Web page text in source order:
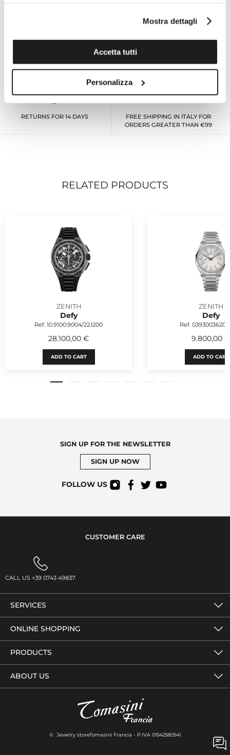
Mostra dettagli
Accetta tutti
Personalizza
FOR ALL BRANDS
RETURNS FOR 14 DAYS
FREE SHIPPING IN ITALY FOR
ORDERS GREATER THAN €99
RELATED PRODUCTS
ZENITH
Defy
Ref. 10.9100.9004/22.I200
28.100,00 €
ADD TO CART
ZENITH
Defy
Ref.
9.800,00 €
ADD TO CART
SIGN UP FOR THE NEWSLETTER
SIGN UP NOW
FOLLOW US
CUSTOMER CARE
CALL US +39 0743 49837
SERVICES
ONLINE SHOPPING
PRODUCTS
ABOUT US
© Jewelry storeTomasini Francia - P.IVA 01542580541